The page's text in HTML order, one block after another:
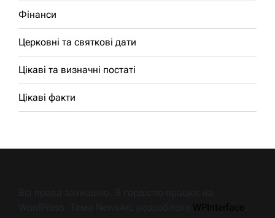
Фінанси
Церковні та святкові дати
Цікаві та визначні постаті
Цікаві факти